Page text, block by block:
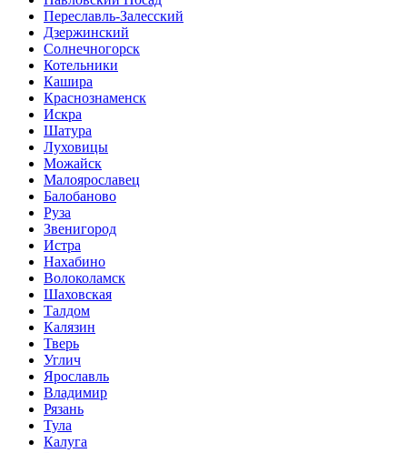
Переславль-Залесский
Дзержинский
Солнечногорск
Котельники
Кашира
Краснознаменск
Искра
Шатура
Луховицы
Можайск
Малоярославец
Балобаново
Руза
Звенигород
Истра
Нахабино
Волоколамск
Шаховская
Талдом
Калязин
Тверь
Углич
Ярославль
Владимир
Рязань
Тула
Калуга